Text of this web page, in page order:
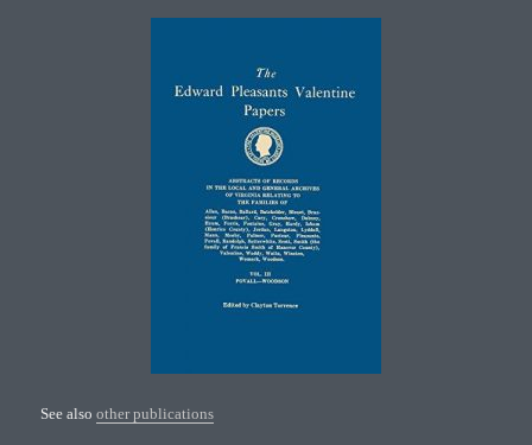
See alsoother publications